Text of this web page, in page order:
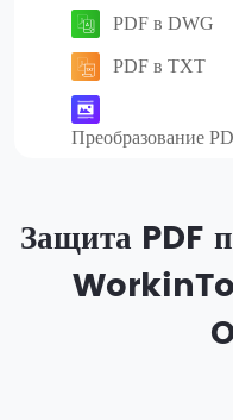
PDF в DWG
PDF в TXT
Преобразование
Защита PDF